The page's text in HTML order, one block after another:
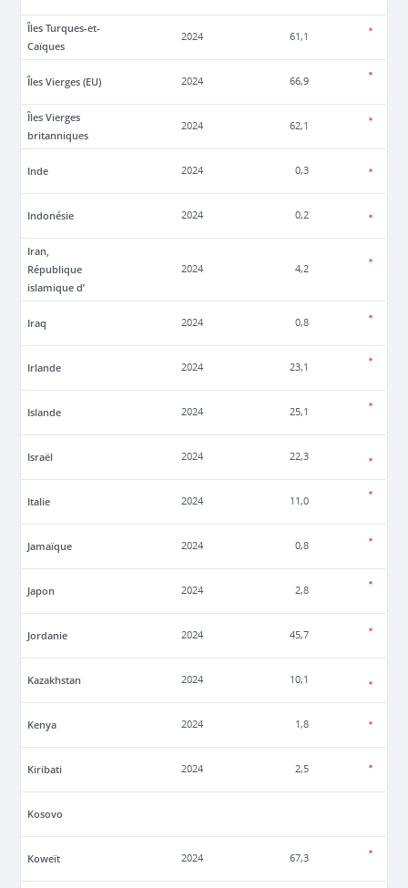
Îles Turques-et-
Caïques
2024 61,1
Îles Vierges (EU) 2024 66,9
Îles Vierges
britanniques
2024 62,1
Inde 2024 0,3
Indonésie 2024 0,2
Iran,
République
islamique d’
2024 4,2
Iraq 2024 0,8
Irlande 2024 23,1
Islande 2024 25,1
Israël 2024 22,3
Italie 2024 11,0
Jamaïque 2024 0,8
Japon 2024 2,8
Jordanie 2024 45,7
Kazakhstan 2024 10,1
Kenya 2024 1,8
Kiribati 2024 2,5
Kosovo
Koweït 2024 67,3